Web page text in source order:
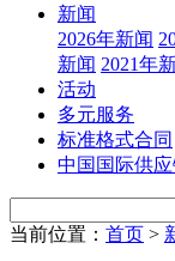
新闻
2026年新闻
新闻 2021年
活动
多元服务
标准格式合同
中国国际供
当前位置： 首页 >